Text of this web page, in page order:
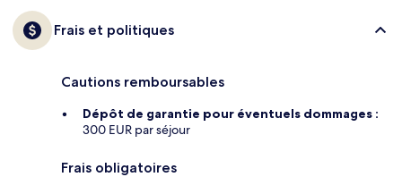
Frais et politiques
Cautions remboursables
Dépôt de garantie pour éventuels dommages :
300 EUR par séjour
Frais obligatoires